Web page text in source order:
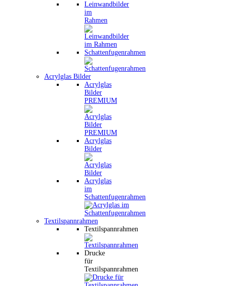
Leinwandbilder
im
Rahmen
Schattenfugenrahmen
Acrylglas Bilder
Acrylglas
Bilder
PREMIUM
Acrylglas
Bilder
Acrylglas
im
Schattenfugenrahmen
Textilspannrahmen
Textilspannrahmen
Drucke
für
Textilspannrahmen